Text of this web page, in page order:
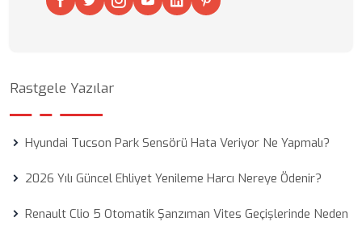
Rastgele Yazılar
Hyundai Tucson Park Sensörü Hata Veriyor Ne Yapmalı?
2026 Yılı Güncel Ehliyet Yenileme Harcı Nereye Ödenir?
Renault Clio 5 Otomatik Şanzıman Vites Geçişlerinde Neden